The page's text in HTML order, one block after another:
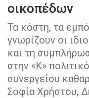
οικοπέδων
Τα κόστη, τα
γνωρίζουν οι
και τη
στην «Κ»
συνεργείου
Σοφία Χρήστου,